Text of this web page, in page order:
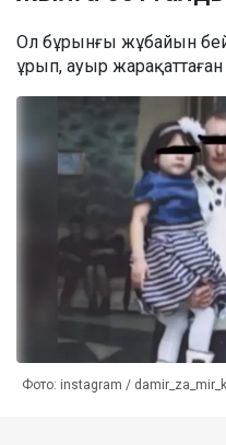
Ол бұрынғы жұбайын
ұрып, ауыр жарақаттаған
Фото: instagram /